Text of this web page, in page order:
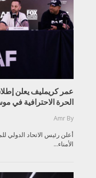
الحرة الاحترافية في
By
Amr
أعلن رئيس الاتحاد
الأمناء...